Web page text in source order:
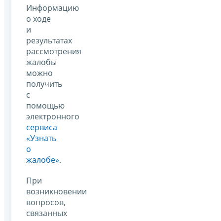
Информацию
о ходе
и
результатах
рассмотрения
жалобы
можно
получить
с
помощью
электронного
сервиса
«Узнать
о
жалобе».
При
возникновении
вопросов,
связанных